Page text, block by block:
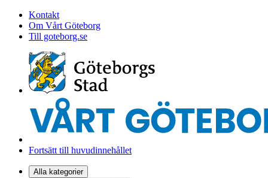
Kontakt
Om Vårt Göteborg
Till goteborg.se
Fortsätt till huvudinnehållet
Alla kategorier